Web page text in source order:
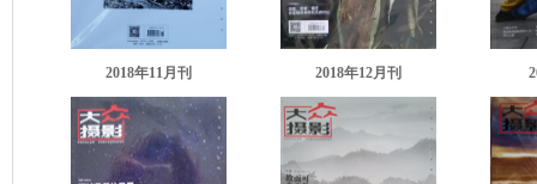
2018年11月刊 2018年12月刊